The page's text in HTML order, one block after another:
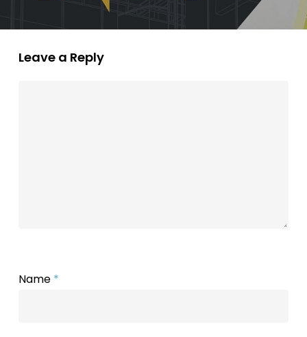
Leave a Reply
Name *